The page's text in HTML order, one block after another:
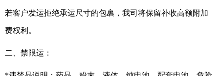
若客户发运拒绝承运尺寸的包裹，我司将保留补收高额附加
费权利。
二、禁限运：